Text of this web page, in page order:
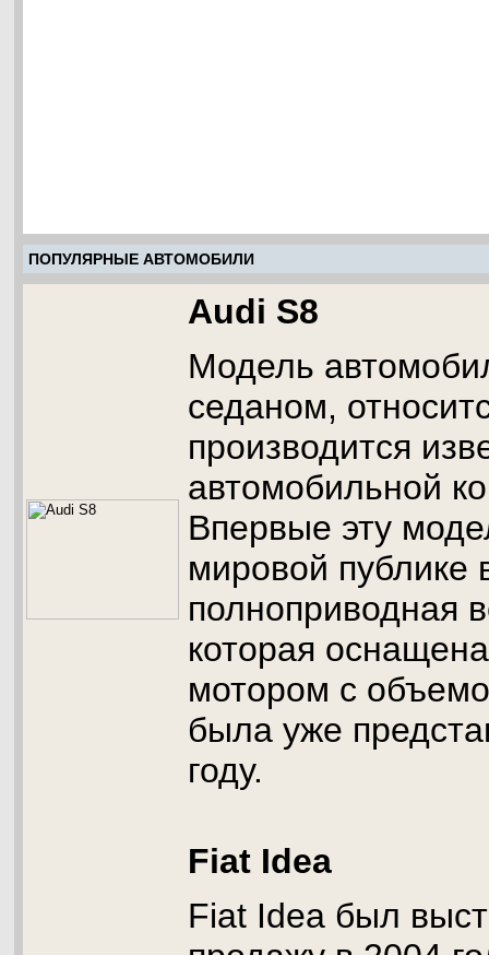
ПОПУЛЯРНЫЕ АВТОМОБИЛИ
Audi S8
Модель
седаном,
производится
автомобильной
Впервые эту
мировой публике
полноприводная
которая
мотором с
была уже
году.
Fiat Idea
Fiat Idea был